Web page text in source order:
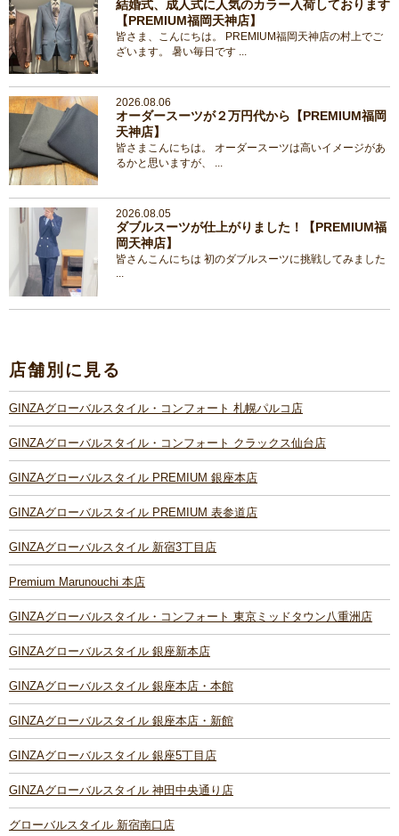
結婚式、成人式に人気のカラー入荷しております
【PREMIUM福岡天神店】
皆さま、こんにちは。 PREMIUM福岡天神店の村上でご
ざいます。 暑い毎日です ...
2026.08.06
オーダースーツが２万円代から【PREMIUM福岡
天神店】
皆さまこんにちは。 オーダースーツは高いイメージがあ
るかと思いますが、 ...
2026.08.05
ダブルスーツが仕上がりました！【PREMIUM福
岡天神店】
皆さんこんにちは 初のダブルスーツに挑戦してみました
店舗別に見る
GINZAグローバルスタイル・コンフォート 札幌パルコ店
GINZAグローバルスタイル・コンフォート クラックス仙台店
GINZAグローバルスタイル PREMIUM 銀座本店
GINZAグローバルスタイル PREMIUM 表参道店
GINZAグローバルスタイル 新宿3丁目店
Premium Marunouchi 本店
GINZAグローバルスタイル・コンフォート 東京ミッドタウン八重洲店
GINZAグローバルスタイル 銀座新本店
GINZAグローバルスタイル 銀座本店・本館
GINZAグローバルスタイル 銀座本店・新館
GINZAグローバルスタイル 銀座5丁目店
GINZAグローバルスタイル 神田中央通り店
グローバルスタイル 新宿南口店